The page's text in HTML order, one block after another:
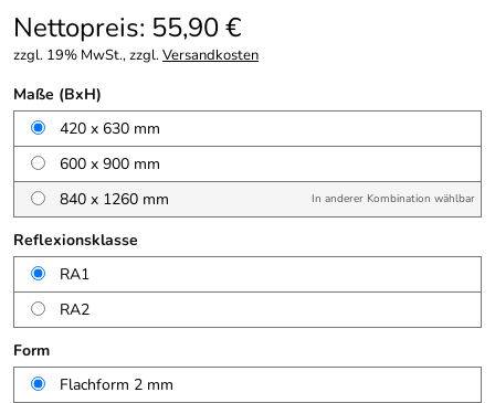
Nettopreis: 55,90 €
zzgl. 19% MwSt., zzgl.Versandkosten
Maße (BxH)
420 x 630 mm
600 x 900 mm
840 x 1260 mm
In anderer Kombination wählbar
Reflexionsklasse
RA1
RA2
Form
Flachform 2 mm